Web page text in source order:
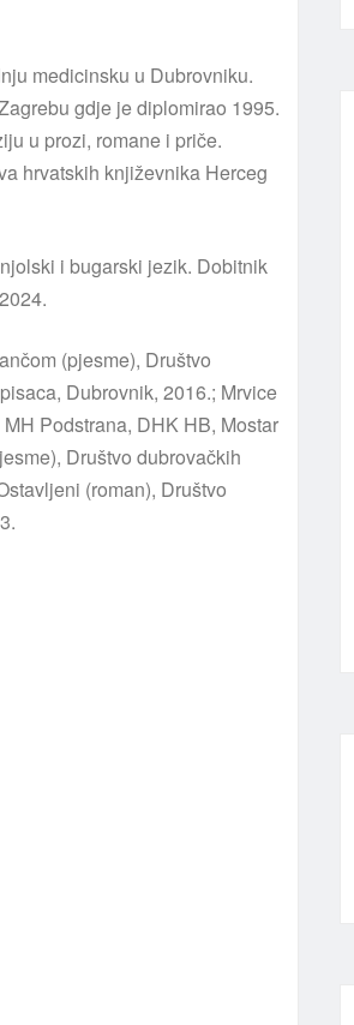
medicinsku u Dubrovniku.
gdje je diplomirao 1995.
u prozi, romane i priče.
hrvatskih književnika Herceg
i bugarski jezik. Dobitnik
(pjesme), Društvo
Dubrovnik, 2016.; Mrvice
Podstrana, DHK HB, Mostar
Društvo dubrovačkih
(roman), Društvo